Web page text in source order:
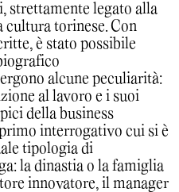
strettamente legato alla
cultura torinese. Con
è stato possibile
alcune peculiarità:
al lavoro e i suoi
della business
interrogativo cui si è
tipologia di
la dinastia o la famiglia
innovatore, il manager